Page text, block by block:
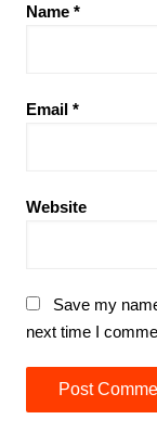
Name *
Email *
Website
Save my
next time I